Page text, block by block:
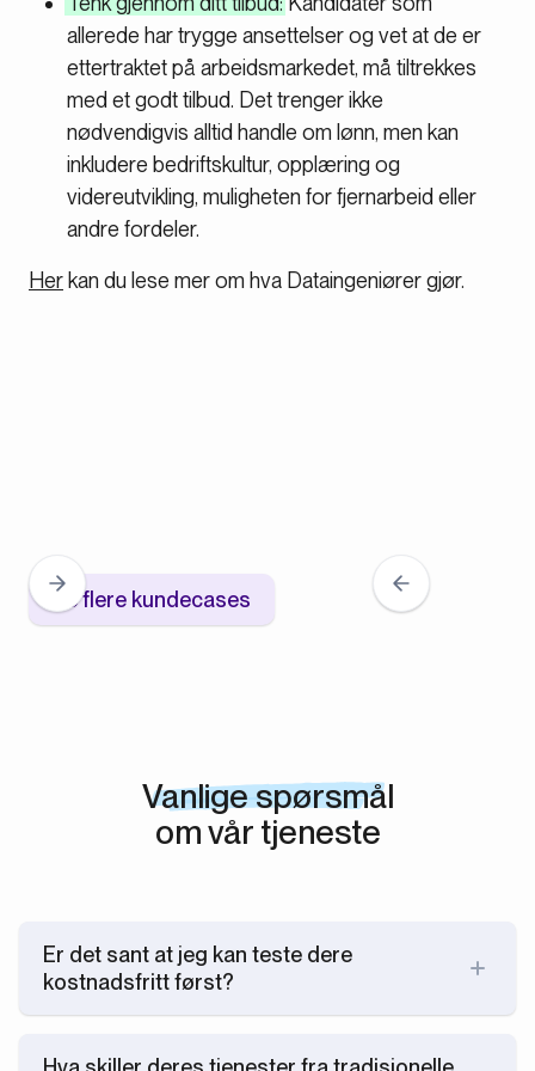
allerede har trygge ansettelser og vet at de er
ettertraktet på arbeidsmarkedet, må tiltrekkes
med et godt tilbud. Det trenger ikke
nødvendigvis alltid handle om lønn, men kan
inkludere bedriftskultur, opplæring og
videreutvikling, muligheten for fjernarbeid eller
andre fordeler.
Her kan du lese mer om hva Dataingeniører gjør.
Se flere kundecases
Vanlige spørsmål
om vår tjeneste
Er det sant at jeg kan teste dere
kostnadsfritt først?
vi se gjennom vårt kandidatnettverk og presentere